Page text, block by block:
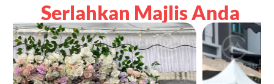
Serlahkan Majlis Anda